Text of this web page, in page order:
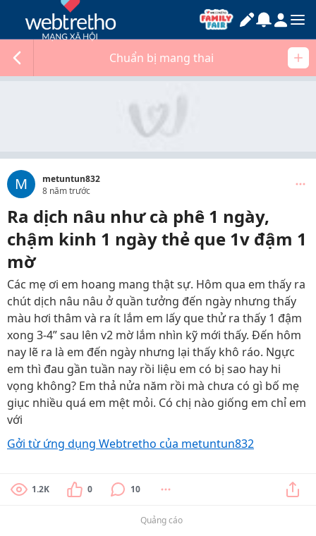
Chuẩn bị mang thai
M
metuntun832
8 năm trước
Ra dịch nâu như cà phê 1 ngày,
chậm kinh 1 ngày thẻ que 1v đậm 1
mờ
Các mẹ ơi em hoang mang thật sự. Hôm qua em thấy ra
chút dịch nâu nâu ở quần tưởng đến ngày nhưng thấy
màu hơi thâm và ra ít lắm em lấy que thử ra thấy 1 đậm
xong 3-4” sau lên v2 mờ lắm nhìn kỹ mới thấy. Đến hôm
nay lẽ ra là em đến ngày nhưng lại thấy khô ráo. Ngực
em thì đau gần tuần nay rồi liệu em có bị sao hay hi
vọng không? Em thả nửa năm rồi mà chưa có gì bố mẹ
giục nhiều quá em mệt mỏi. Có chị nào giống em chỉ em
với
Gởi từ ứng dụng Webtretho của metuntun832
1.2K 0 10
Quảng cáo